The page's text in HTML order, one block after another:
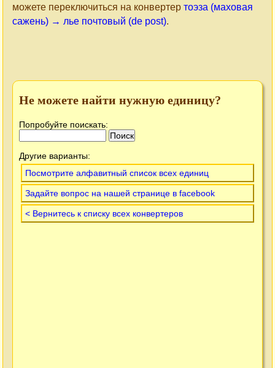
можете переключиться на конвертер тоэза (маховая
сажень) → лье почтовый (de post).
Не можете найти нужную единицу?
Попробуйте поискать:
Другие варианты:
Посмотрите алфавитный список всех единиц
Задайте вопрос на нашей странице в facebook
< Вернитесь к списку всех конвертеров